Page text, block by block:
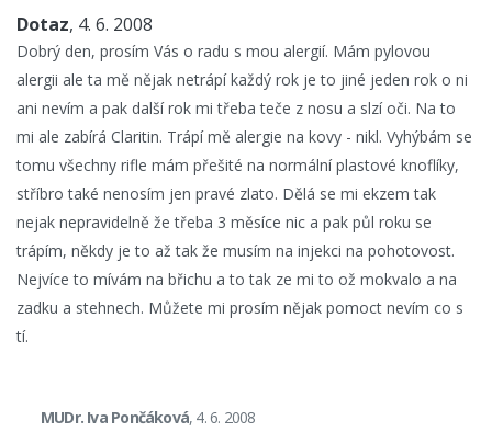
Dotaz, 4. 6. 2008
Dobrý den, prosím Vás o radu s mou alergií. Mám pylovou
alergii ale ta mě nějak netrápí každý rok je to jiné jeden rok o ni
ani nevím a pak další rok mi třeba teče z nosu a slzí oči. Na to
mi ale zabírá Claritin. Trápí mě alergie na kovy - nikl. Vyhýbám se
tomu všechny rifle mám přešité na normální plastové knoflíky,
stříbro také nenosím jen pravé zlato. Dělá se mi ekzem tak
nejak nepravidelně že třeba 3 měsíce nic a pak půl roku se
trápím, někdy je to až tak že musím na injekci na pohotovost.
Nejvíce to mívám na břichu a to tak ze mi to ož mokvalo a na
zadku a stehnech. Můžete mi prosím nějak pomoct nevím co s
tí.
MUDr. Iva Pončáková, 4. 6. 2008